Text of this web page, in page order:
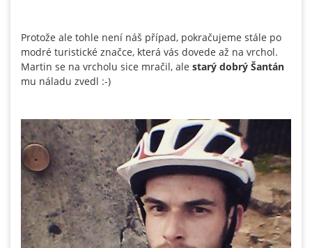
Protože ale tohle není náš případ, pokračujeme stále po
modré turistické značce, která vás dovede až na vrchol.
Martin se na vrcholu sice mračil, ale starý dobrý Šantán
mu náladu zvedl :-)